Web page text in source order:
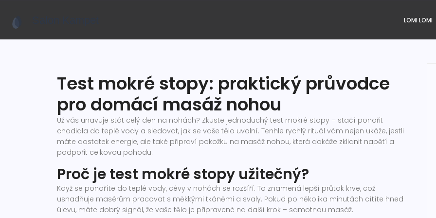
LOMI LOMI
Test mokré stopy: praktický průvodce
pro domácí masáž nohou
Už vás unavuje stát celý den na nohách? Zkuste jednoduchý test mokré stopy – stačí ponořit
chodidla do teplé vody a sledovat, jak se vaše tělo uvolní. Tenhle rychlý rituál vám nejen ukáže, jestli
máte dostatek energie, ale také připraví pokožku na masáž nohou, která dokáže zklidnit napětí a
podpořit celkovou pohodu.
Proč je test mokré stopy užitečný?
Když se ponoříte do teplé vody, cévy v nohách se rozšíří. To znamená lepší průtok krve, což
usnadňuje masérům pracovat s měkkými tkáněmi a svaly. Pokud po několika minutách cítíte hned
úlevu, máte dobrý signál, že vaše tělo je připravené na další krok – samotnou masáž.